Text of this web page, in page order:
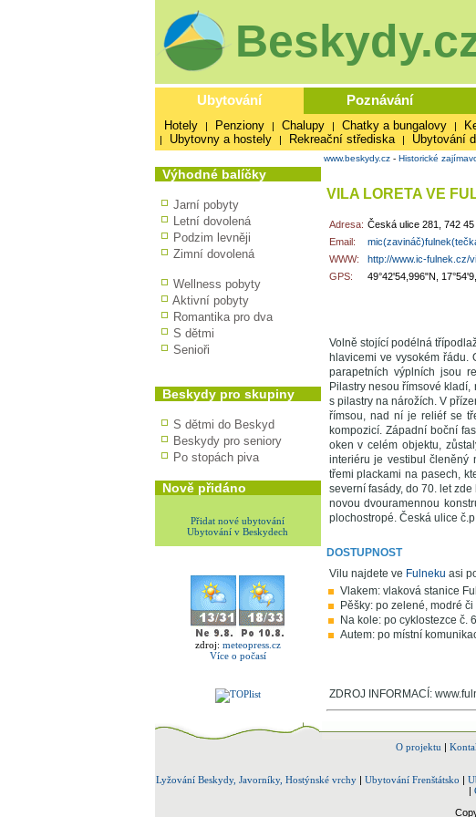
Ubytování Poznávání
Hotely | Penziony | Chalupy | Chatky a bungalovy |
| Ubytovny a hostely | Rekreační střediska | Ubytování
Výhodné balíčky
Jarní pobyty
Letní dovolená
Podzim levněji
Zimní dovolená
Wellness pobyty
Aktivní pobyty
Romantika pro dva
S dětmi
Senioři
Beskydy pro skupiny
S dětmi do Beskyd
Beskydy pro seniory
Po stopách piva
Nově přidáno
Přidat nové ubytování
Ubytování v Beskydech
zdroj: meteopress.cz
Více o počasí
www.beskydy.cz- Historické
VILA LORETA VE
Adresa: Česká ulice 281, 742 45
Email:
WWW:
http://www.ic-fulnek.cz/
GPS:
49°42'54,996"N,
Volně stojící podélná
hlavicemi ve vysokém
parapetních výplních jsou
Pilastry nesou římsové
s pilastry na nárožích. V
římsou, nad ní je reliéf se
kompozicí. Západní boční
oken v celém objektu,
interiéru je vestibul členěný
třemi plackami na pasech,
severní fasády, do 70. let
novou dvouramennou
plochostropé. Česká ulice
DOSTUPNOST
Vilu najdete ve Fulneku asi
Vlakem: vlaková stanice
Pěšky: po zelené, modré či
Na kole: po cyklostezce č.
Autem: po místní
ZDROJ INFORMACÍ:
O projektu |
Lyžování Beskydy, Javorníky, Hostýnské vrchy | Ubytování Frenštátsko |
|